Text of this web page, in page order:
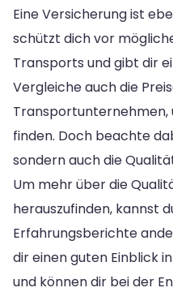
Eine Versicherung ist
schützt dich vor
Transports und gibt dir
Vergleiche auch die
Transportunternehmen,
finden. Doch beachte
sondern auch die
Um mehr über die
herauszufinden, kannst
Erfahrungsberichte
dir einen guten Einblick
und können dir bei der